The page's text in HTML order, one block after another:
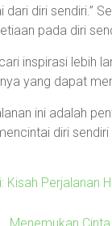
dari diri sendiri.”
pada diri
inspirasi lebih
yang dapat
ini adalah
diri sendiri
Kisah Perjalanan